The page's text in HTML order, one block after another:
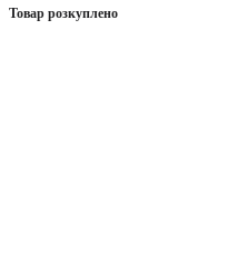
Товар розкуплено